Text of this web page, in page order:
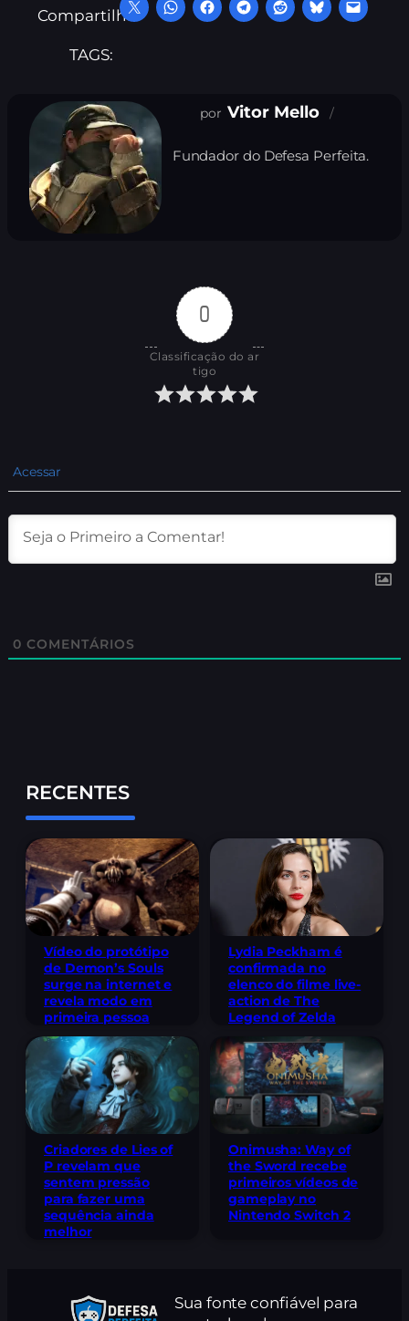
Compartilhe:
TAGS:
Vitor Mello
Fundador do Defesa Perfeita.
0
Classificação do ar
tigo
Acessar
0 COMENTÁRIOS
RECENTES
Vídeo do protótipo
de Demon’s Souls
surge na internet e
revela modo em
primeira pessoa
Lydia Peckham é
confirmada no
elenco do filme live-
action de The
Legend of Zelda
Criadores de Lies of
P revelam que
sentem pressão
para fazer uma
sequência ainda
melhor
Onimusha: Way of
the Sword recebe
primeiros vídeos de
gameplay no
Nintendo Switch 2
Sua fonte confiável para